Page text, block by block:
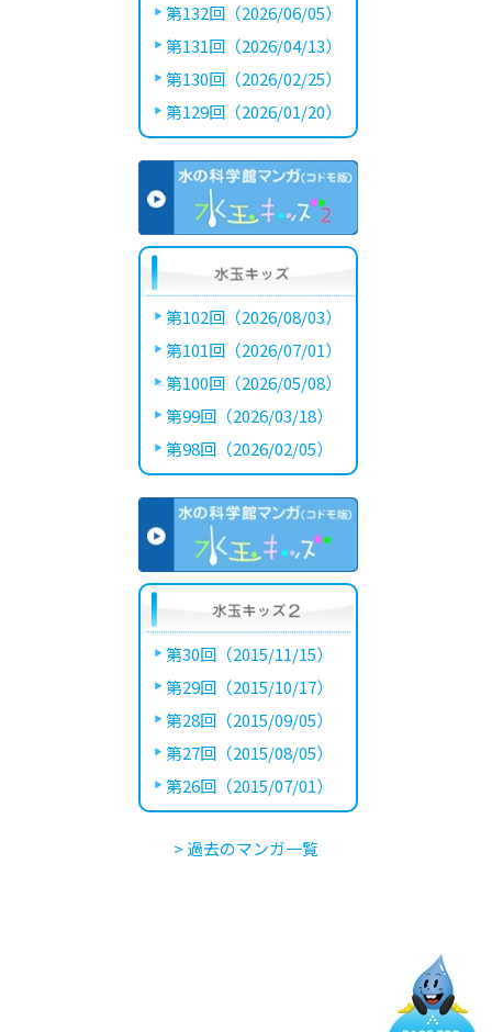
第132回（2026/06/05）
第131回（2026/04/13）
第130回（2026/02/25）
第129回（2026/01/20）
第102回（2026/08/03）
第101回（2026/07/01）
第100回（2026/05/08）
第99回（2026/03/18）
第98回（2026/02/05）
第30回（2015/11/15）
第29回（2015/10/17）
第28回（2015/09/05）
第27回（2015/08/05）
第26回（2015/07/01）
> 過去のマンガ一覧